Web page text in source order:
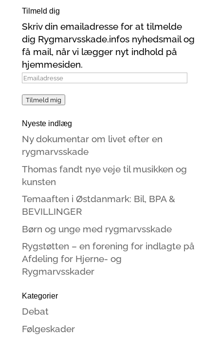
Tilmeld dig
Skriv din emailadresse for at tilmelde
dig Rygmarvsskade.infos nyhedsmail og
få mail, når vi lægger nyt indhold på
hjemmesiden.
Emailadresse
Tilmeld mig
Nyeste indlæg
Ny dokumentar om livet efter en
rygmarvsskade
Thomas fandt nye veje til musikken og
kunsten
Temaaften i Østdanmark: Bil, BPA &
BEVILLINGER
Børn og unge med rygmarvsskade
Rygstøtten – en forening for indlagte på
Afdeling for Hjerne- og
Rygmarvsskader
Kategorier
Debat
Følgeskader